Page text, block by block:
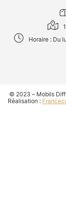
Horaire : Du
© 2023 – Mobils
Réalisation :